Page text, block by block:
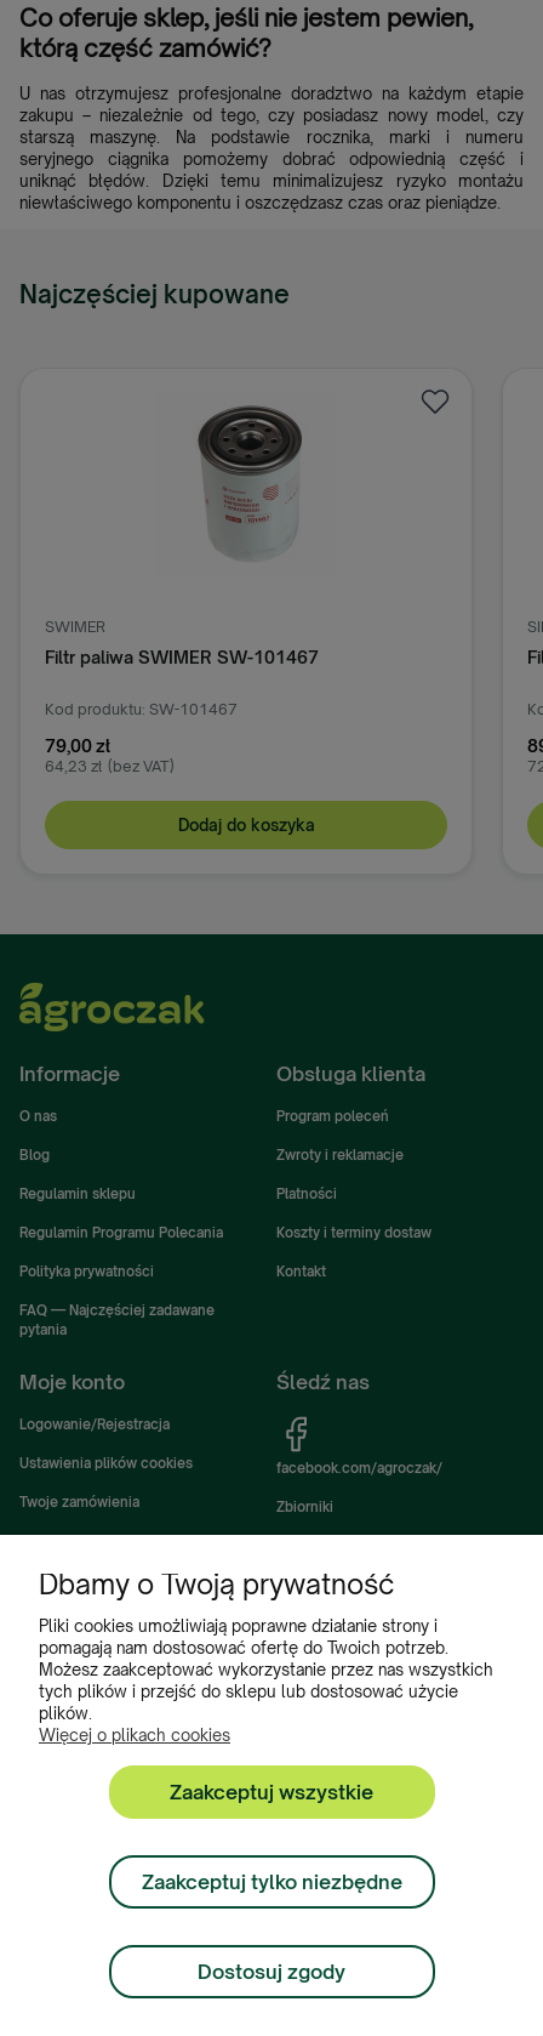
Co oferuje sklep, jeśli nie jestem pewien,
którą część zamówić?
U nas otrzymujesz profesjonalne doradztwo na każdym etapie
zakupu – niezależnie od tego, czy posiadasz nowy model, czy
starszą maszynę. Na podstawie rocznika, marki i numeru
seryjnego ciągnika pomożemy dobrać odpowiednią część i
uniknąć błędów. Dzięki temu minimalizujesz ryzyko montażu
niewłaściwego komponentu i oszczędzasz czas oraz pieniądze.
Najczęściej kupowane
SWIMER
Filtr paliwa SWIMER SW-101467
Kod produktu: SW-101467
79,00 zł
64,23 zł (bez VAT)
Dodaj do koszyka
Informacje
O nas
Blog
Regulamin sklepu
Regulamin Programu Polecania
Polityka prywatności
FAQ — Najczęściej zadawane
pytania
Obsługa klienta
Program poleceń
Zwroty i reklamacje
Płatności
Koszty i terminy dostaw
Kontakt
Moje konto
Logowanie/Rejestracja
Ustawienia plików cookies
Twoje zamówienia
Ustawienia konta
Ulubione
Śledź nas
facebook.com/agroczak/
Zbiorniki
Akcesoria i wyposażenie zbiorników
Zbiorniki na deszczówkę
Częsci do maszyn rolniczych
Części do ciągników
Zbiorniki, Program Poleceń, Akcesoria do zbiorników:
+48 222 508 449
Zamówienia:
+ 48 534 900 634
Dbamy o Twoją prywatność
Pliki cookies umożliwiają poprawne działanie strony i
pomagają nam dostosować ofertę do Twoich potrzeb.
Możesz zaakceptować wykorzystanie przez nas wszystkich
tych plików i przejść do sklepu lub dostosować użycie
plików.
Więcej o plikach cookies
Zaakceptuj wszystkie
Zaakceptuj tylko niezbędne
Dostosuj zgody